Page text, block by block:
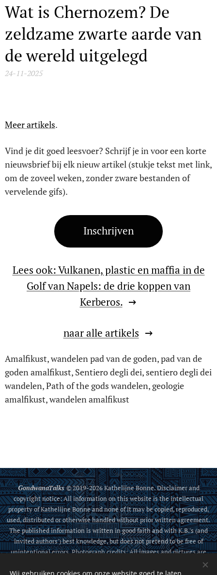
Wat is Chernozem? De
zeldzame zwarte aarde van
de wereld uitgelegd
24-11-2025
Meer artikels.
Vind je dit goed leesvoer? Schrijf je in voor een korte
nieuwsbrief bij elk nieuw artikel (stukje tekst met link,
om de zoveel weken, zonder zware bestanden of
vervelende gifs).
Inschrijven
Lees ook: Vulkanen, plastic en maffia in de
Golf van Napels: de drie koppen van
Kerberos.
naar alle artikels
Amalfikust, wandelen pad van de goden, pad van de
goden amalfikust, Sentiero degli dei, sentiero degli dei
wandelen, Path of the gods wandelen, geologie
amalfikust, wandelen amalfikust
GondwanaTalks© 2019-2026 Kathelijne Bonne. Disclaimer and
copyright notice: All information on this website is the intellectual
property of Kathelijne Bonne and none of it may be copied, reproduced,
used, distributed or otherwise handled without prior written agreement.
The published information is written in good faith and with K.B.'s (and
invited authors') best knowledge, but does not pretend to be free of
unintentional errors. Photograph credits: All images and pictures are
sharing.